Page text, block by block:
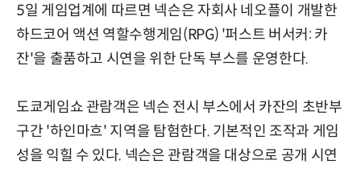
5일 게임업계에 따르면 넥슨은 자회사 네오플이 개발한
하드코어 액션 역할수행게임(RPG) '퍼스트 버서커: 카
잔'을 출품하고 시연을 위한 단독 부스를 운영한다.
도쿄게임쇼 관람객은 넥슨 전시 부스에서 카잔의 초반부
구간 '하인마흐' 지역을 탐험한다. 기본적인 조작과 게임
성을 익힐 수 있다. 넥슨은 관람객을 대상으로 공개 시연